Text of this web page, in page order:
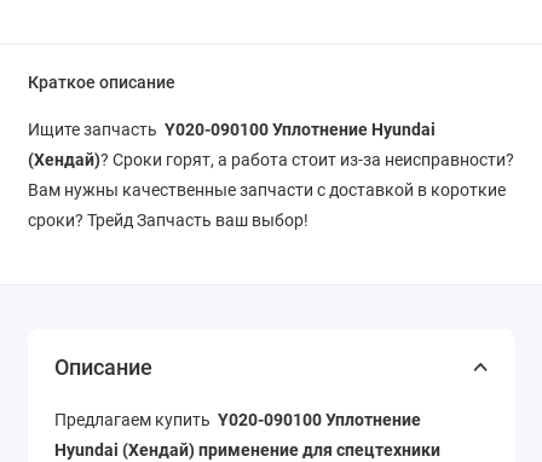
Краткое описание
Ищите запчасть Y020-090100 Уплотнение Hyundai
(Хендай)? Сроки горят, а работа стоит из-за неисправности?
Вам нужны качественные запчасти с доставкой в короткие
сроки? Трейд Запчасть ваш выбор!
Описание
Предлагаем купить Y020-090100 Уплотнение
Hyundai (Хендай) применение для спецтехники